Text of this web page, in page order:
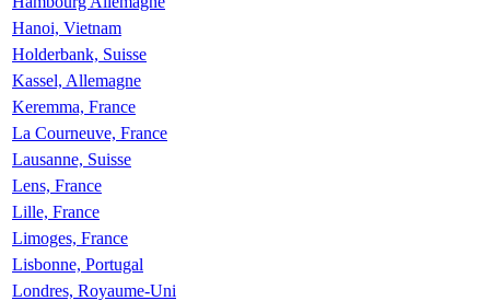
Hanoi, Vietnam
Holderbank, Suisse
Kassel, Allemagne
Keremma, France
La Courneuve, France
Lausanne, Suisse
Lens, France
Lille, France
Limoges, France
Lisbonne, Portugal
Londres, Royaume-Uni